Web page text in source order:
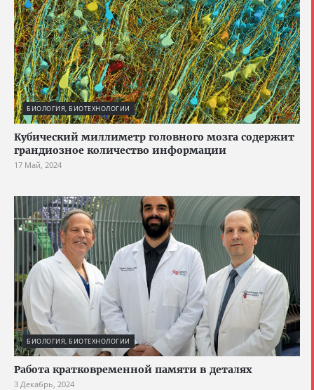
БИОЛОГИЯ, БИОТЕХНОЛОГИИ
Кубический миллиметр головного мозга содержит
грандиозное количество информации
17 Май, 2024
БИОЛОГИЯ, БИОТЕХНОЛОГИИ
Работа кратковременной памяти в деталях
3 Декабрь, 2024